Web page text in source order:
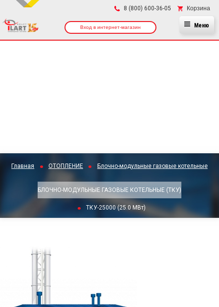
8 (800) 600-36-05 Корзина
Вход в интернет-магазин Меню
Главная ОТОПЛЕНИЕ Блочно-модульные газовые котельные
БЛОЧНО-МОДУЛЬНЫЕ ГАЗОВЫЕ КОТЕЛЬНЫЕ (ТКУ)
ТКУ-25000 (25.0 МВт)
×